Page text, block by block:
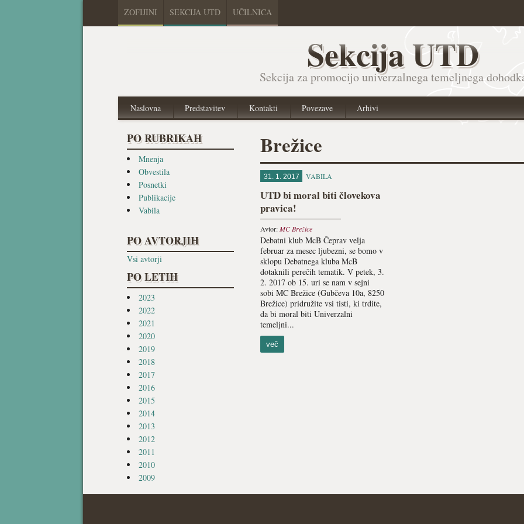
ZOFIJINI SEKCIJA UTD UČILNICA
Sekcija UTD
Sekcija za promocijo univerzalnega temeljnega
Naslovna Predstavitev Kontakti Povezave Arhivi
PO RUBRIKAH
Mnenja
Obvestila
Posnetki
Publikacije
Vabila
PO AVTORJIH
Vsi avtorji
PO LETIH
2023
2022
2021
2020
2019
2018
2017
2016
2015
2014
2013
2012
2011
2010
2009
Brežice
31. 1. 2017 VABILA
UTD bi moral biti človekova
pravica!
Avtor:MC Brežice
Debatni klub McB Čeprav velja
februar za mesec ljubezni, se bomo v
sklopu Debatnega kluba McB
dotaknili perečih tematik. V petek, 3.
2. 2017 ob 15. uri se nam v sejni
sobi MC Brežice (Gubčeva 10a, 8250
Brežice) pridružite vsi tisti, ki trdite,
da bi moral biti Univerzalni
temeljni...
več